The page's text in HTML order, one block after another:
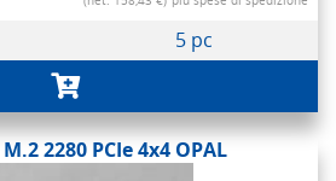
5 pc
2280 PCIe 4x4 OPAL